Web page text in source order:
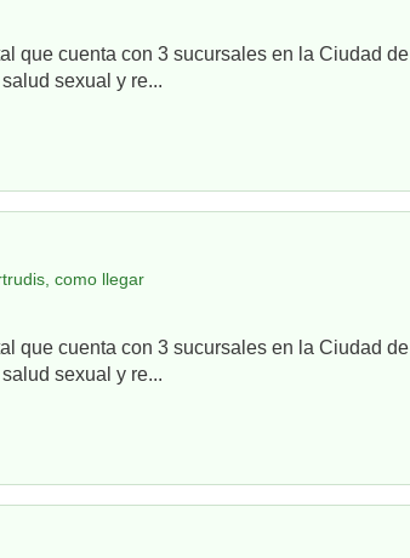
que cuenta con 3 sucursales en la Ciudad de
sexual y re...
como llegar
que cuenta con 3 sucursales en la Ciudad de
sexual y re...